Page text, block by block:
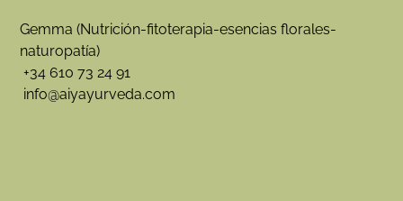
Gemma (Nutrición-fitoterapia-esencias florales-
naturopatía)
+34 610 73 24 91
info@aiyayurveda.com